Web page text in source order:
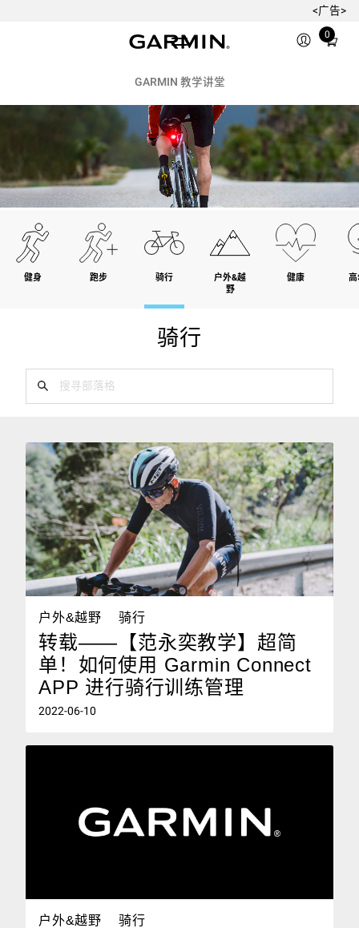
<广告>
0
Total
items
GARMIN 教学讲堂
健身 跑步 骑行
户外&越
野
健康
骑行
户外&越野 骑行
转载——【范永奕教学】超简
单！如何使用 Garmin Connect
APP 进行骑行训练管理
2022-06-10
户外&越野 骑行